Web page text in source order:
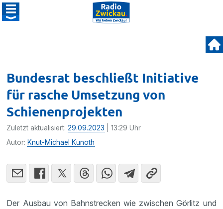
Bundesrat beschließt Initiative
für rasche Umsetzung von
Schienenprojekten
Zuletzt aktualisiert:29.09.2023 | 13:29 Uhr
Autor: Knut-Michael Kunoth
Der Ausbau von Bahnstrecken wie zwischen Görlitz und